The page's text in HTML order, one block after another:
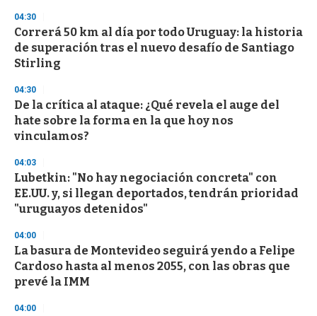
s
e
c
o
n
s
04:30
Correrá 50 km al día por todo Uruguay: la historia
de superación tras el nuevo desafío de Santiago
Stirling
04:30
De la crítica al ataque: ¿Qué revela el auge del
hate sobre la forma en la que hoy nos
vinculamos?
04:03
Lubetkin: "No hay negociación concreta" con
EE.UU. y, si llegan deportados, tendrán prioridad
"uruguayos detenidos"
04:00
La basura de Montevideo seguirá yendo a Felipe
Cardoso hasta al menos 2055, con las obras que
prevé la IMM
04:00